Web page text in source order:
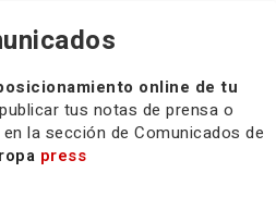
online de tu
tus notas de prensa o
la sección de Comunicados de
press